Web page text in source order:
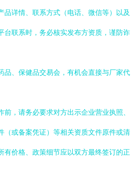
品详情、联系方式（电话、微信等）以及
台联系时，务必核实发布方资质，谨防诈
品、保健品交易会，有机会直接与厂家代
前，请务必要求对方出示企业营业执照、
（或备案凭证）等相关资质文件原件或清
有价格、政策细节应以双方最终签订的正